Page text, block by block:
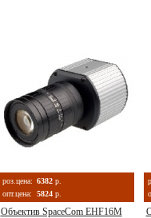
роз.цена: 6382 р.
опт.цена:
5824 р.
Объектив SpaceCom EHF16M